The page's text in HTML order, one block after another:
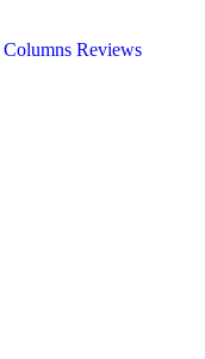
Columns Reviews